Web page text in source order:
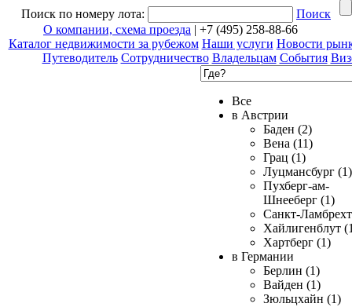
Поиск по номеру лота:
Поиск
О компании, схема проезда | +7 (495) 258-88-66
Каталог недвижимости за рубежом Наши услуги Новости
Путеводитель Сотрудничество Владельцам События
Все
в Австрии
Баден (2)
Вена (11)
Грац (1)
Луцмансбург (1)
Пухберг-ам-
Шнееберг (1)
Санкт-
Хайлигенблут
Хартберг (1)
в Германии
Берлин (1)
Вайден (1)
Зюльцхайн (1)